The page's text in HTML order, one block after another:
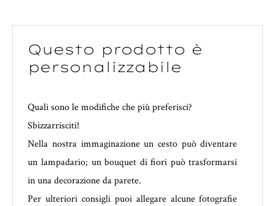
Questo prodotto è
personalizzabile
Quali sono le modifiche che più preferisci?
Sbizzarrisciti!
Nella nostra immaginazione un cesto può diventare
un lampadario; un bouquet di fiori può trasformarsi
in una decorazione da parete.
Per ulteriori consigli puoi allegare alcune fotografie